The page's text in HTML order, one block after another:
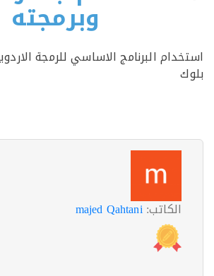
وبرمجته
البرنامج الاساسي للرمجة الاردوينو
الكاتب:majed Qahtani